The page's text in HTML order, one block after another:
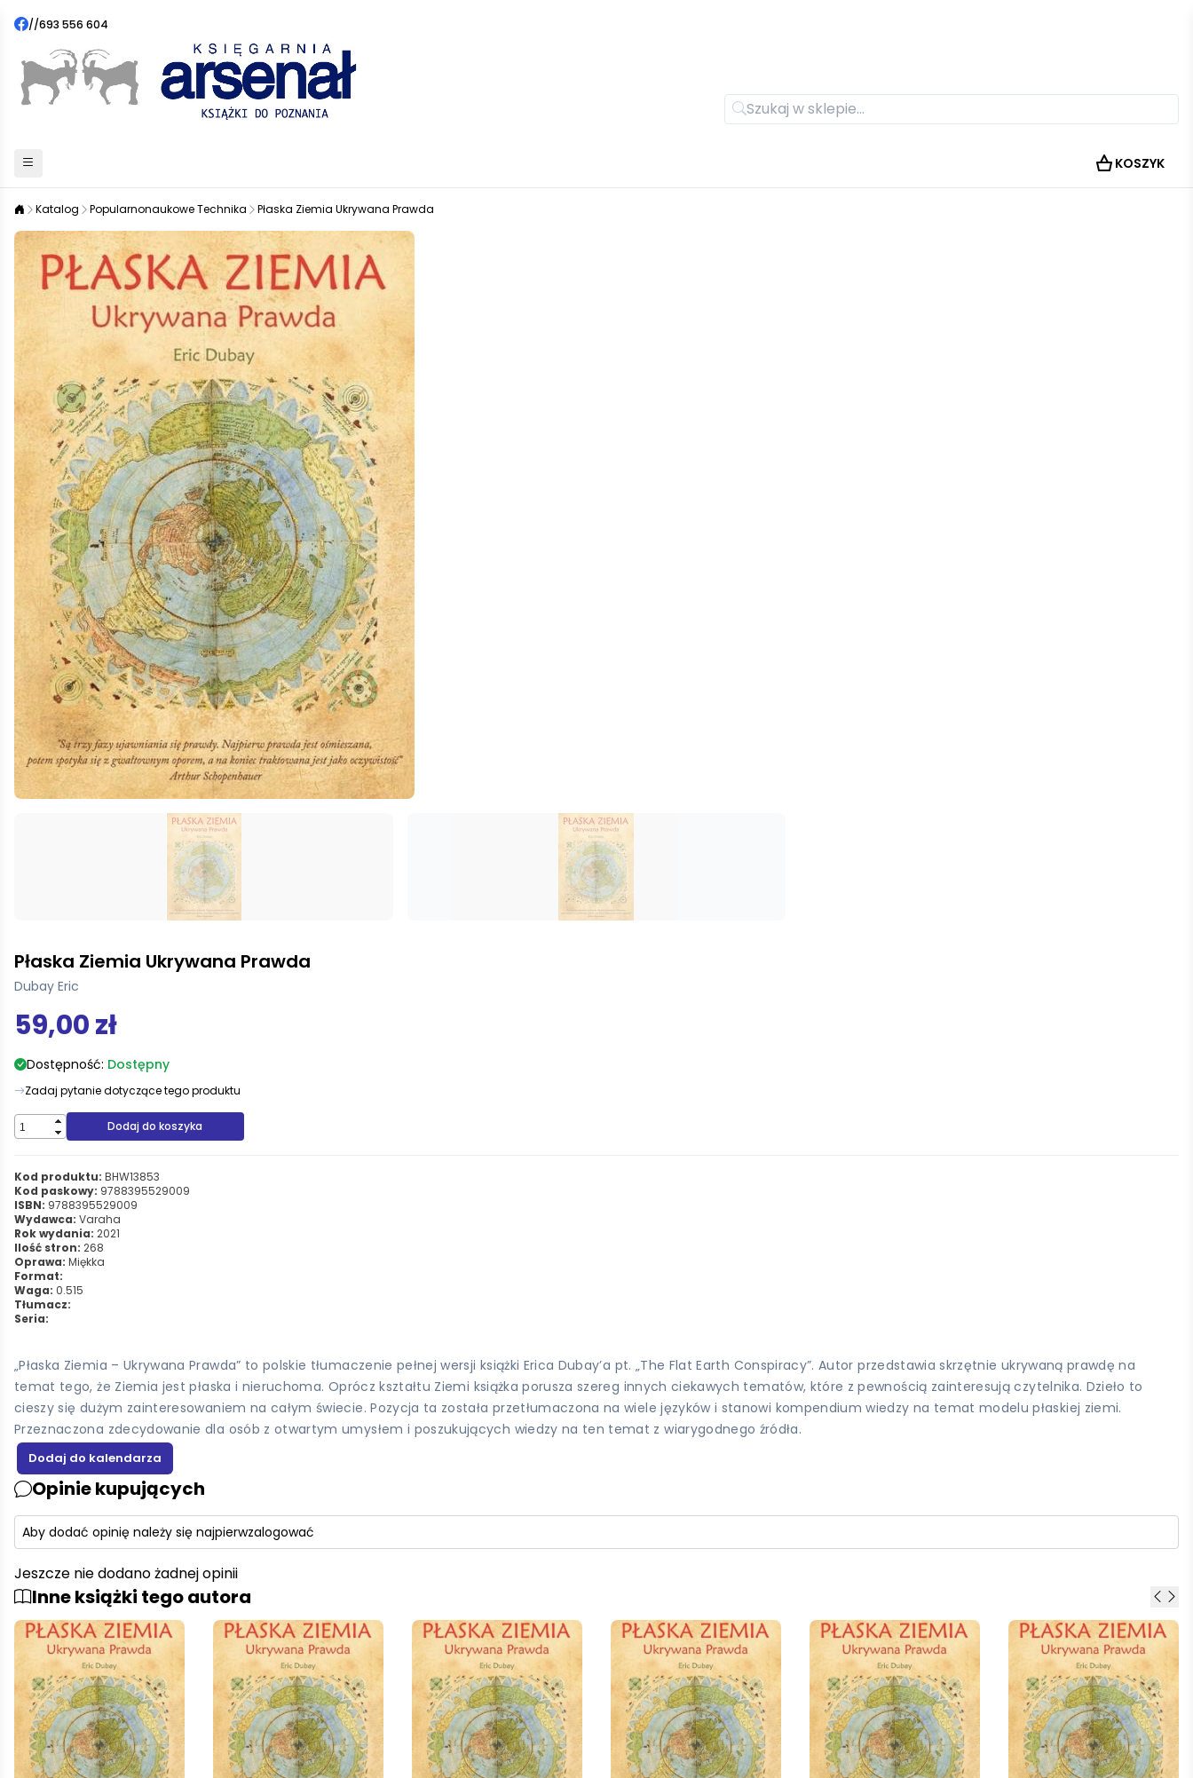
//693 556 604
KOSZYK
Katalog Popularnonaukowe Technika Płaska Ziemia Ukrywana Prawda
Płaska Ziemia Ukrywana Prawda
Dubay Eric
59,00 zł
Dostępność: Dostępny
Zadaj pytanie dotyczące tego produktu
Dodaj do koszyka
Kod produktu: BHW13853
Kod paskowy: 9788395529009
ISBN: 9788395529009
Wydawca: Varaha
Rok wydania: 2021
Ilość stron: 268
Oprawa: Miękka
Format:
Waga: 0.515
Tłumacz:
Seria:
„Płaska Ziemia – Ukrywana Prawda” to polskie tłumaczenie pełnej wersji książki Erica Dubay’a pt. „The Flat Earth Conspiracy”. Autor przedstawia skrzętnie ukrywaną prawdę na
temat tego, że Ziemia jest płaska i nieruchoma. Oprócz kształtu Ziemi książka porusza szereg innych ciekawych tematów, które z pewnością zainteresują czytelnika. Dzieło to
cieszy się dużym zainteresowaniem na całym świecie. Pozycja ta została przetłumaczona na wiele języków i stanowi kompendium wiedzy na temat modelu płaskiej ziemi.
Przeznaczona zdecydowanie dla osób z otwartym umysłem i poszukujących wiedzy na ten temat z wiarygodnego źródła.
Opinie kupujących
Aby dodać opinię należy się najpierwzalogować
Jeszcze nie dodano żadnej opinii
Inne książki tego autora